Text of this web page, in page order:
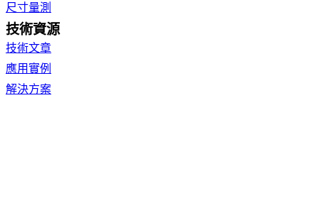
尺寸量測
技術資源
技術文章
應用實例
解決方案